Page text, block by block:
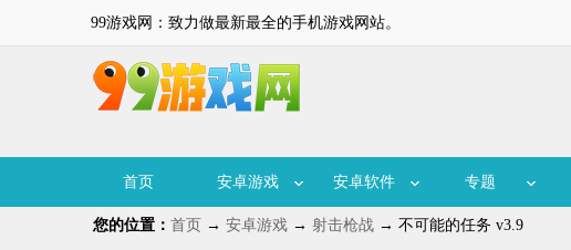
99游戏网：致力做最新最全的手机游戏网站。
首页 安卓游戏 安卓软件 专题
您的位置： 首页 → 安卓游戏 → 射击枪战 → 不可能的任务 v3.9